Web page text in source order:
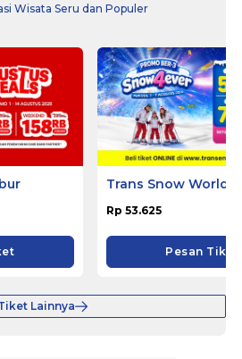
Wisata Seru dan Populer
Trans Snow World
Rp 53.625
Pesan Tiket
Lainnya